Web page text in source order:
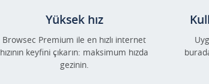
Yüksek hız
Browsec Premium ile en hızlı internet
hızının keyfini çıkarın: maksimum hızda
gezinin.